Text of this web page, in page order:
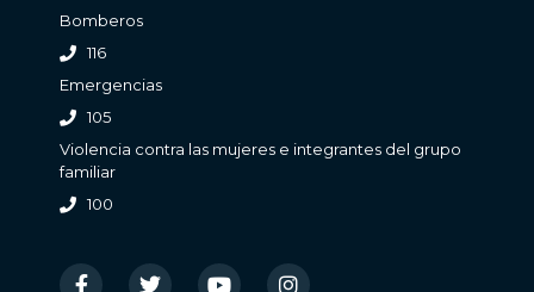
Bomberos
116
Emergencias
105
Violencia contra las mujeres e integrantes del grupo
familiar
100